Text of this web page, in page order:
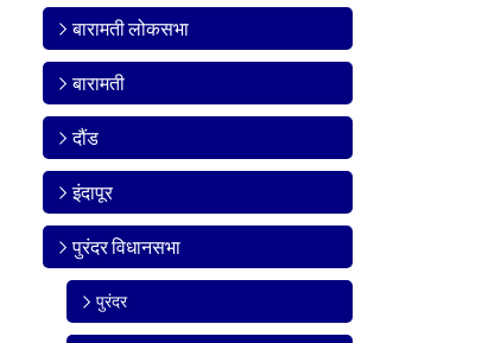
बारामती लोकसभा
बारामती
दौंड
इंदापूर
पुरंदर विधानसभा
पुरंदर